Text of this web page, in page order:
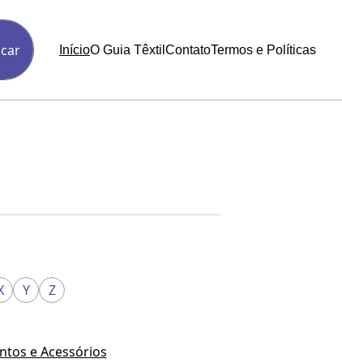
InícioO Guia Têxtil ContatoTermos e Políticas
Y Z
e Acessórios